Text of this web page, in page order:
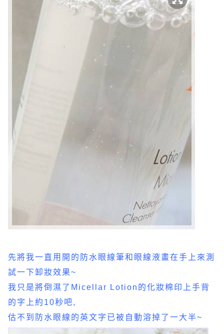
先將我一直用開的防水眼線筆和眼線液畫在手上來測
試一下卸妝效果~
我只是將倒濕了Micellar Lotion的化妝棉印上手背
的字上約10秒吧,
估不到防水眼線的英文字已被自動溶掉了一大半~